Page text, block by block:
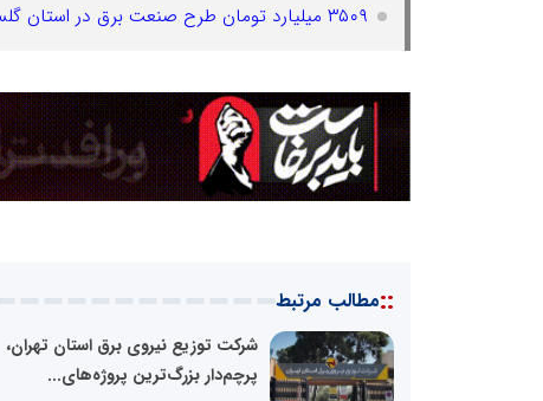
۳۵۰۹ میلیارد تومان طرح صنعت برق در استان گلستان افتتاح شد
::مطالب مرتبط
شرکت توزیع نیروی برق استان تهران،
پرچم‌دار بزرگ‌ترین پروژه‌های...